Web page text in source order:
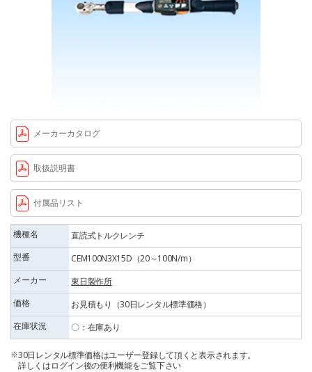
メーカーカタログ
取扱説明書
付属品リスト
機種名
直読式トルクレンチ
型番
CEM100N3X15D（20～100N/m）
メーカー
東日製作所
価格
お見積もり（30日レンタル標準価格）
在庫状況
〇：在庫あり
30日レンタル標準価格はユーザー登録して頂くと表示されます。
詳しくはログイン後の便利機能をご覧下さい